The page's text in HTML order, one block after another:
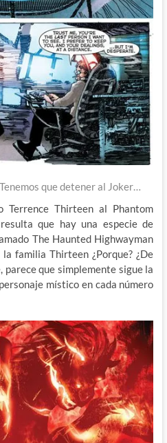
que detener al Joker…
Terrence Thirteen al Phantom
que hay una especie de
The Haunted Highwayman
familia Thirteen ¿Porque? ¿De
parece que simplemente sigue la
místico en cada número